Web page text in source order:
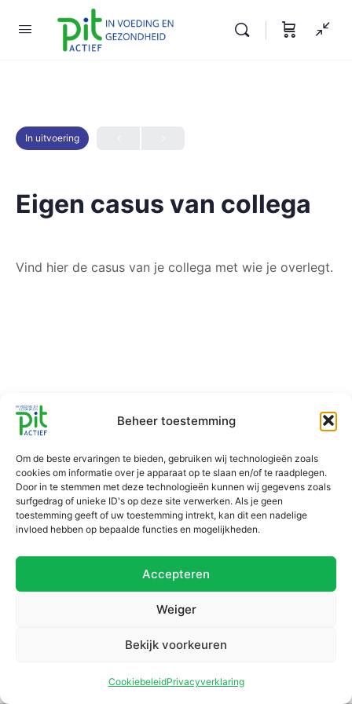
Beheer toestemming
Om de beste ervaringen te bieden, gebruiken wij technologieën zoals
cookies om informatie over je apparaat op te slaan en/of te raadplegen.
Door in te stemmen met deze technologieën kunnen wij gegevens zoals
surfgedrag of unieke ID's op deze site verwerken. Als je geen
toestemming geeft of uw toestemming intrekt, kan dit een nadelige
invloed hebben op bepaalde functies en mogelijkheden.
Accepteren
Weiger
Bekijk voorkeuren
CookiebeleidPrivacyverklaring
In uitvoering
Eigen casus van collega
Vind hier de casus van je collega met wie je overlegt.